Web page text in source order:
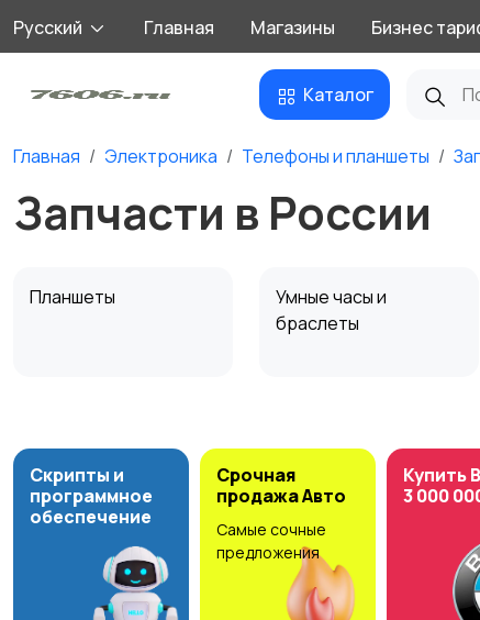
Русский Главная Магазины Бизнес
Каталог
Главная Электроника Телефоны и планшеты
Запчасти в России
Планшеты
Умные часы и
браслеты
аккумуляторы
Скрипты и
программное
обеспечение
Срочная
продажа Авто
Самые сочные
предложения
Купить
3 000